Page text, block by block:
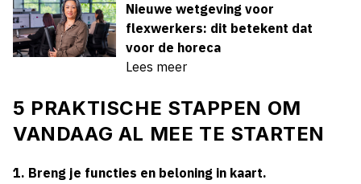
Nieuwe wetgeving voor
flexwerkers: dit betekent dat
voor de horeca
Lees meer
5 PRAKTISCHE STAPPEN OM
VANDAAG AL MEE TE STARTEN
1. Breng je functies en beloning in kaart.